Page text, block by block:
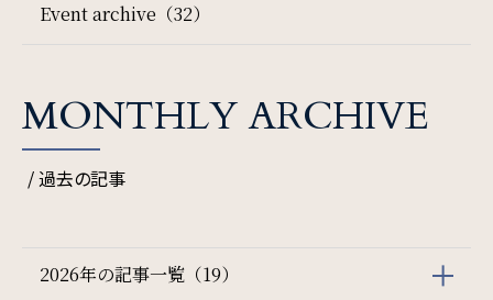
ご利用部屋数
検索
Event archive（32）
MONTHLY ARCHIVE
/ 過去の記事
2026年の記事一覧（19）